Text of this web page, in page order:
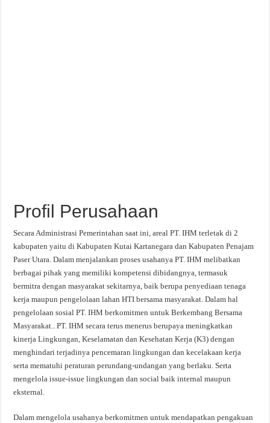
Profil Perusahaan
Secara Administrasi Pemerintahan saat ini, areal PT. IHM terletak di 2
kabupaten yaitu di Kabupaten Kutai Kartanegara dan Kabupaten Penajam
Paser Utara. Dalam menjalankan proses usahanya PT. IHM melibatkan
berbagai pihak yang memiliki kompetensi dibidangnya, termasuk
bermitra dengan masyarakat sekitarnya, baik berupa penyediaan tenaga
kerja maupun pengelolaan lahan HTI bersama masyarakat. Dalam hal
pengelolaan sosial PT. IHM berkomitmen untuk Berkembang Bersama
Masyarakat.. PT. IHM secara terus menerus berupaya meningkatkan
kinerja Lingkungan, Keselamatan dan Kesehatan Kerja (K3) dengan
menghindari terjadinya pencemaran lingkungan dan kecelakaan kerja
serta mematuhi peraturan perundang-undangan yang berlaku. Serta
mengelola issue-issue lingkungan dan social baik internal maupun
eksternal.
Dalam mengelola usahanya berkomitmen untuk mendapatkan pengakuan